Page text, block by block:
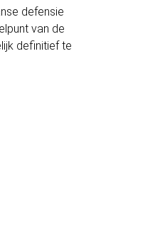
defensie
van de
definitief te